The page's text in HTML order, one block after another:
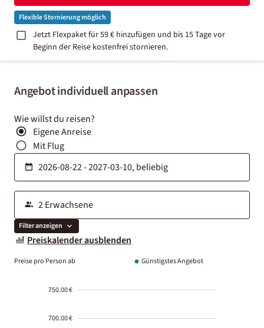
Angebot individuell anpassen
Wie willst du reisen?
Eigene Anreise
Mit Flug
Filter anzeigen
Preiskalender ausblenden
Preise pro Person ab Günstigstes Angebot
750.00 €
700.00 €
Flexible Stornierung möglich
Jetzt Flexpaket für 59 € hinzufügen und bis 15 Tage vor
Beginn der Reise kostenfrei stornieren.